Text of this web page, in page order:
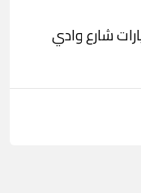
شارع وادي